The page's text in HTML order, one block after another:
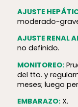
AJUSTE
moderado-
AJUSTE RENAL
no definido.
MONITOREO:
del tto. y
meses; luego
EMBARAZO:X.